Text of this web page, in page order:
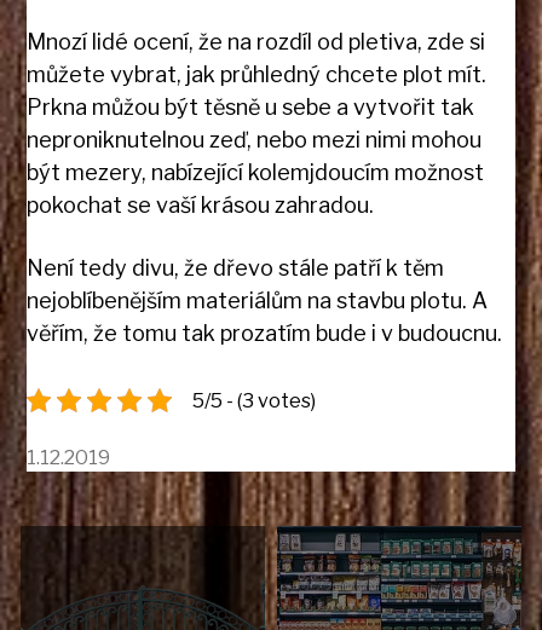
Mnozí lidé ocení, že na rozdíl od pletiva, zde si
můžete vybrat, jak průhledný chcete plot mít.
Prkna můžou být těsně u sebe a vytvořit tak
neproniknutelnou zeď, nebo mezi nimi mohou
být mezery, nabízející kolemjdoucím možnost
pokochat se vaší krásou zahradou.
Není tedy divu, že dřevo stále patří k těm
nejoblíbenějším materiálům na stavbu plotu. A
věřím, že tomu tak prozatím bude i v budoucnu.
5/5 - (3 votes)
1.12.2019